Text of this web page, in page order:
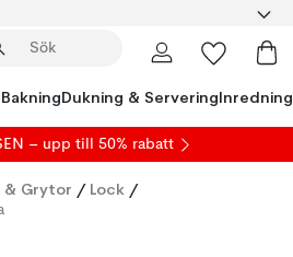
BakningDukning & ServeringInredning
– upp till 50% rabatt
& Grytor / Lock /